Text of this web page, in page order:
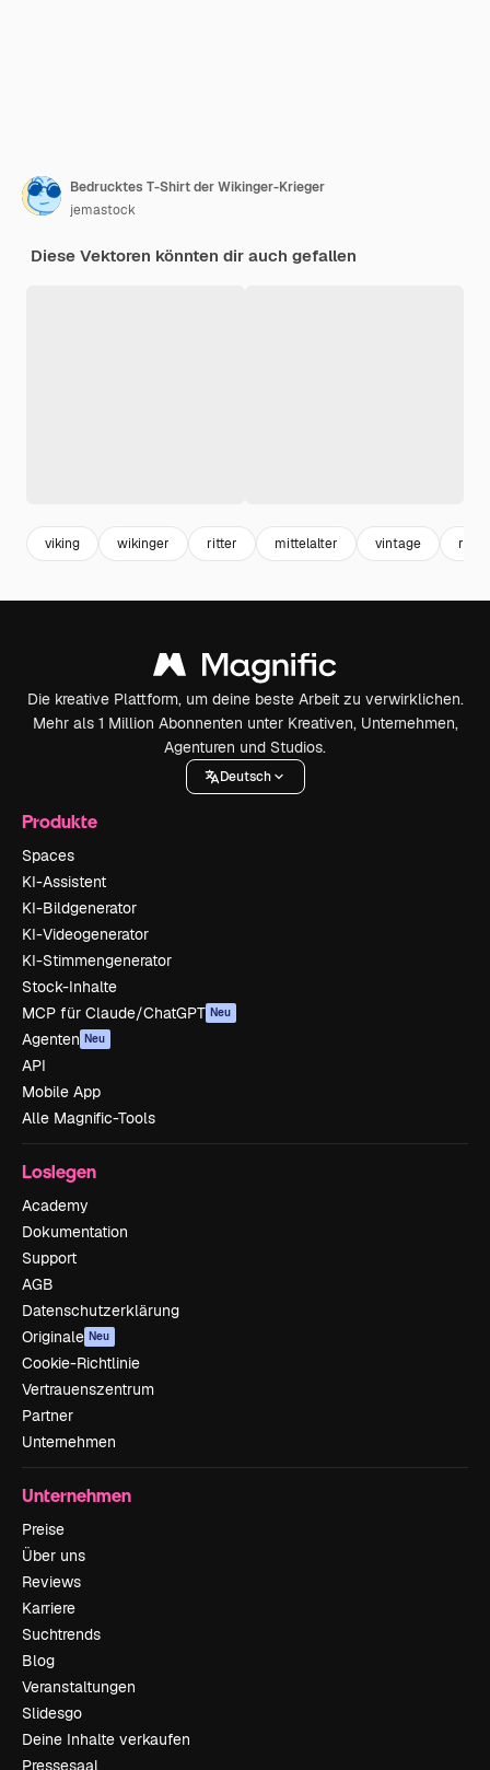
Bedrucktes T-Shirt der Wikinger-Krieger
jemastock
Diese Vektoren könnten dir auch gefallen
viking wikinger ritter mittelalter vintage retro
Die kreative Plattform, um deine beste Arbeit zu verwirklichen.
Mehr als 1 Million Abonnenten unter Kreativen, Unternehmen,
Agenturen und Studios.
Deutsch
Produkte
Spaces
KI-Assistent
KI-Bildgenerator
KI-Videogenerator
KI-Stimmengenerator
Stock-Inhalte
MCP für Claude/ChatGPT Neu
Agenten Neu
API
Mobile App
Alle Magnific-Tools
Loslegen
Academy
Dokumentation
Support
AGB
Datenschutzerklärung
Originale Neu
Cookie-Richtlinie
Vertrauenszentrum
Partner
Unternehmen
Unternehmen
Preise
Über uns
Reviews
Karriere
Suchtrends
Blog
Veranstaltungen
Slidesgo
Deine Inhalte verkaufen
Pressesaal